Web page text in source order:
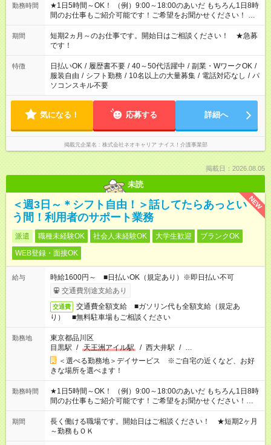
勤務時間
★1日5時間～OK！ （例）9:00～18:00のあいだ もちろん1日8時
間のお仕事もご紹介可能です！ご希望をお聞かせください！ ★
家庭の都合でお休みが必要な場合も遠慮なくご相談ください。
※週最低15時間以上の勤務が必要です
期間
短期2ヵ月～のお仕事です。開始日はご相談ください！ ★急募
です！
特徴 日払いOK / 履歴書不要 / 40～50代活躍中 / 副業・WワークOK /
服装自由 / シフト勤務 / 10名以上の大量募集 / 電話対応なし / パ
ソコンスキル不要
気になる！ 応募する 詳細へ
掲載元企業名 株式会社ネオキャリア ナイス！介護事業部
掲載日：2026.08.05
未読
NEW
＜週3日～＊シフト自由！＞話してたらあっとい
う間！利用者のサポート業務
派遣 職種未経験OK 社会人未経験OK 大学生歓迎
ブランクOK
WEB登録・面接OK
給与
時給1600円～ ■日払いOK（規定あり）※即日払い不可
交通費別途支給あり
交通費
交通費全額支給 ■ガソリン代も全額支給（規定あ
り） ■無料駐車場もご相談ください
勤務地
東京都品川区
目黒駅 / 天王洲アイル駅 / 西大井駅 / …
＜選べる勤務地＞デイサービス ※ご自宅の近くなど、お好
きな場所を選べます！
勤務時間
★1日5時間～OK！ （例）9:00～18:00のあいだ もちろん1日8時
間のお仕事もご紹介可能です！ご希望をお聞かせください！★家
庭の都合でお休みが必要な場合も遠慮なくご相談ください。 ※
週最低15時間以上の勤務が必要です
期間
長く働ける職場です。開始日はご相談ください！ ★短期2ヶ月
～勤務もＯＫ